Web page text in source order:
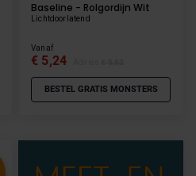
Baseline - Rolgordijn Wit
Lichtdoorlatend
Vanaf
€ 5,24
BESTEL GRATIS MONSTERS